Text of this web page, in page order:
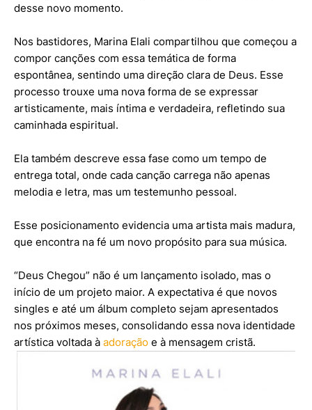
desse novo momento.
Nos bastidores, Marina Elali compartilhou que começou a
compor canções com essa temática de forma
espontânea, sentindo uma direção clara de Deus. Esse
processo trouxe uma nova forma de se expressar
artisticamente, mais íntima e verdadeira, refletindo sua
caminhada espiritual.
Ela também descreve essa fase como um tempo de
entrega total, onde cada canção carrega não apenas
melodia e letra, mas um testemunho pessoal.
Esse posicionamento evidencia uma artista mais madura,
que encontra na fé um novo propósito para sua música.
“Deus Chegou” não é um lançamento isolado, mas o
início de um projeto maior. A expectativa é que novos
singles e até um álbum completo sejam apresentados
nos próximos meses, consolidando essa nova identidade
artística voltada à adoração e à mensagem cristã.